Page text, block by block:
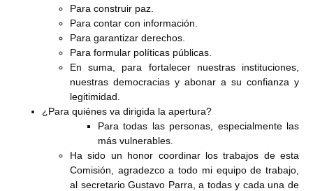
Para construir paz.
Para contar con información.
Para garantizar derechos.
Para formular políticas públicas.
En suma, para fortalecer nuestras instituciones,
nuestras democracias y abonar a su confianza y
legitimidad.
¿Para quiénes va dirigida la apertura?
Para todas las personas, especialmente las
más vulnerables.
Ha sido un honor coordinar los trabajos de esta
Comisión, agradezco a todo mi equipo de trabajo,
al secretario Gustavo Parra, a todas y cada una de